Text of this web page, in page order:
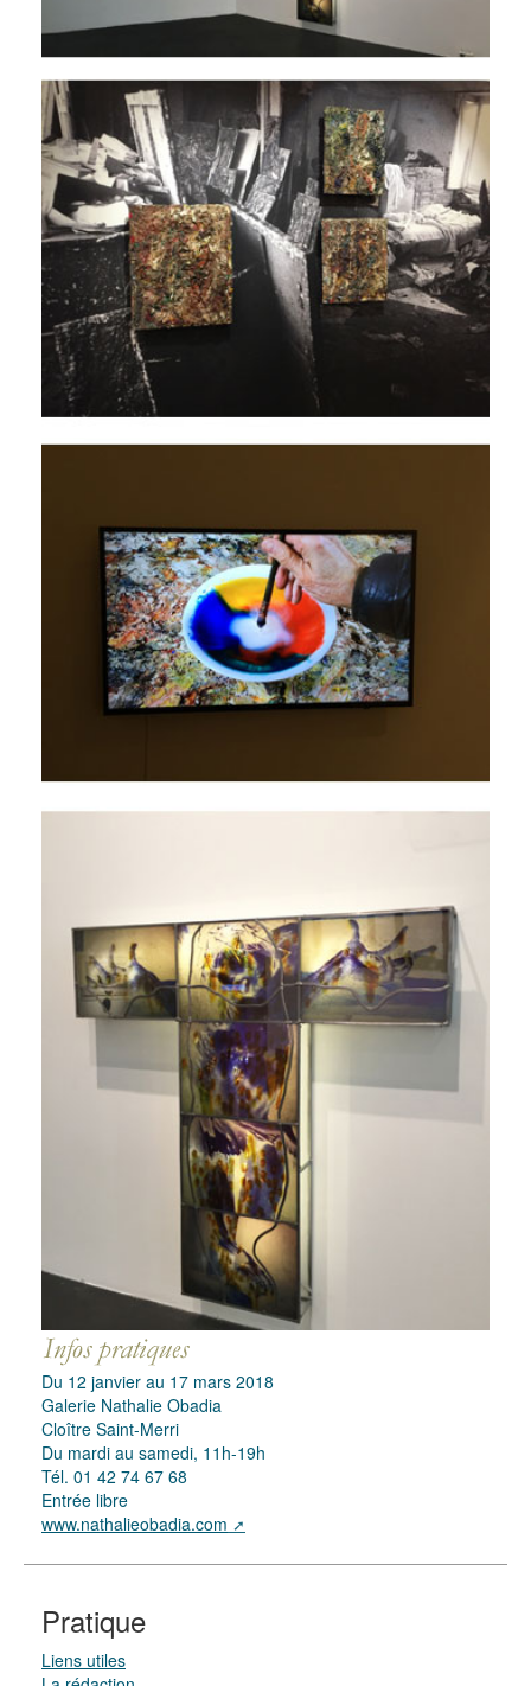
Du 12 janvier au 17 mars 2018
Galerie Nathalie Obadia
Cloître Saint-Merri
Du mardi au samedi, 11h-19h
Tél. 01 42 74 67 68
Entrée libre
www.nathalieobadia.com
Pratique
Liens utiles